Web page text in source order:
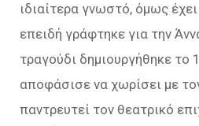
ιδιαίτερα γνωστό, όμως
επειδή γράφτηκε για την
τραγούδι δημιουργήθηκε το
αποφάσισε να χωρίσει με
παντρευτεί τον θεατρικό